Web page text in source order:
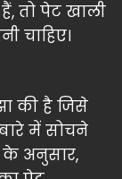
तो पेट खाली
चाहिए।
की है जिसे
में सोचने
के अनुसार,